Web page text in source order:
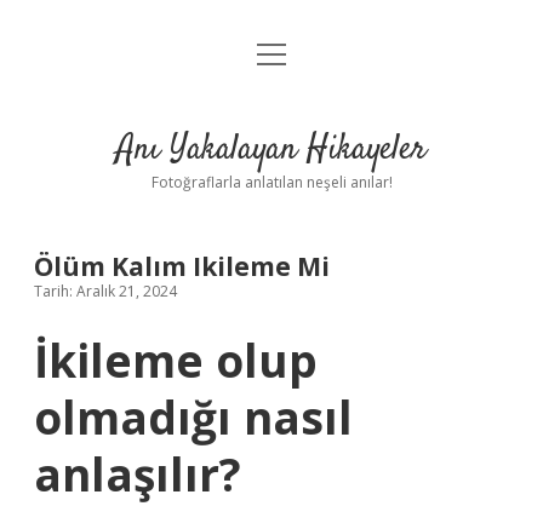
Anasayfa
Yasal Uyarı
menüyü
Anı Yakalayan Hikayeler
Fotoğraflarla anlatılan neşeli anılar!
Ölüm Kalım Ikileme Mi
Tarih: Aralık 21, 2024
İkileme olup
olmadığı nasıl
anlaşılır?